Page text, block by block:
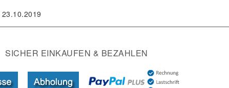
SICHER EINKAUFEN & BEZAHLEN